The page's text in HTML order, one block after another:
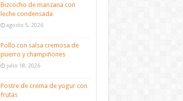
Bizcocho de manzana con
leche condensada
agosto 5, 2026
Pollo con salsa cremosa de
puerro y champiñones
julio 18, 2026
Postre de crema de yogur con
frutas